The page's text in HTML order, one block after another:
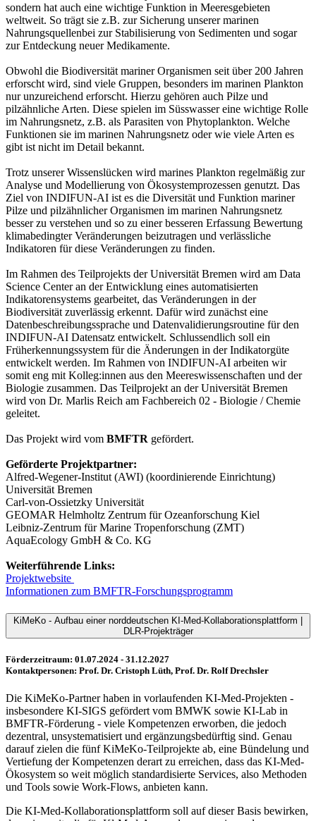
sondern hat auch eine wichtige Funktion in Meeresgebieten
weltweit. So trägt sie z.B. zur Sicherung unserer marinen
Nahrungsquellenbei zur Stabilisierung von Sedimenten und sogar
zur Entdeckung neuer Medikamente.
Obwohl die Biodiversität mariner Organismen seit über 200 Jahren
erforscht wird, sind viele Gruppen, besonders im marinen Plankton
nur unzureichend erforscht. Hierzu gehören auch Pilze und
pilzähnliche Arten. Diese spielen im Süsswasser eine wichtige Rolle
im Nahrungsnetz, z.B. als Parasiten von Phytoplankton. Welche
Funktionen sie im marinen Nahrungsnetz oder wie viele Arten es
gibt ist nicht im Detail bekannt.
Trotz unserer Wissenslücken wird marines Plankton regelmäßig zur
Analyse und Modellierung von Ökosystemprozessen genutzt. Das
Ziel von INDIFUN-AI ist es die Diversität und Funktion mariner
Pilze und pilzähnlicher Organismen im marinen Nahrungsnetz
besser zu verstehen und so zu einer besseren Erfassung Bewertung
klimabedingter Veränderungen beizutragen und verlässliche
Indikatoren für diese Veränderungen zu finden.
Im Rahmen des Teilprojekts der Universität Bremen wird am Data
Science Center an der Entwicklung eines automatisierten
Indikatorensystems gearbeitet, das Veränderungen in der
Biodiversität zuverlässig erkennt. Dafür wird zunächst eine
Datenbeschreibungssprache und Datenvalidierungsroutine für den
INDIFUN-AI Datensatz entwickelt. Schlussendlich soll ein
Früherkennungssystem für die Änderungen in der Indikatorgüte
entwickelt werden. Im Rahmen von INDIFUN-AI arbeiten wir
somit eng mit Kolleg:innen aus den Meereswissenschaften und der
Biologie zusammen. Das Teilprojekt an der Universität Bremen
wird von Dr. Marlis Reich am Fachbereich 02 - Biologie / Chemie
geleitet.
Das Projekt wird vom BMFTR gefördert.
Geförderte Projektpartner:
Alfred-Wegener-Institut (AWI) (koordinierende Einrichtung)
Universität Bremen
Carl-von-Ossietzky Universität
GEOMAR Helmholtz Zentrum für Ozeanforschung Kiel
Leibniz-Zentrum für Marine Tropenforschung (ZMT)
AquaEcology GmbH & Co. KG
Weiterführende Links:
Projektwebsite
Informationen zum BMFTR-Forschungsprogramm
KiMeKo - Aufbau einer norddeutschen KI-Med-Kollaborationsplattform |
DLR-Projekträger
Förderzeitraum: 01.07.2024 - 31.12.2027
Kontaktpersonen: Prof. Dr. Cristoph Lüth, Prof. Dr. Rolf Drechsler
Die KiMeKo-Partner haben in vorlaufenden KI-Med-Projekten -
insbesondere KI-SIGS gefördert vom BMWK sowie KI-Lab in
BMFTR-Förderung - viele Kompetenzen erworben, die jedoch
dezentral, unsystematisiert und ergänzungsbedürftig sind. Genau
darauf zielen die fünf KiMeKo-Teilprojekte ab, eine Bündelung und
Vertiefung der Kompetenzen derart zu erreichen, dass das KI-Med-
Ökosystem so weit möglich standardisierte Services, also Methoden
und Tools sowie Work-Flows, anbieten kann.
Die KI-Med-Kollaborationsplattform soll auf dieser Basis bewirken,